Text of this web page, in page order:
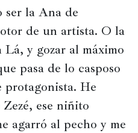
ser la Ana de
de un artista. O la
y gozar al máximo
pasa de lo casposo
protagonista. He
ese niñito
agarró al pecho y me